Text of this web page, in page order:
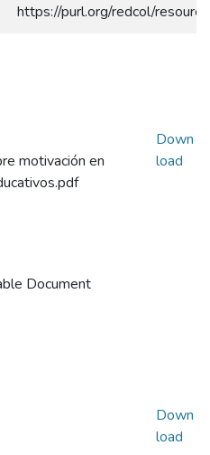
https://purl.org/redcol/
motivación en
Document
Down
load
Down
load